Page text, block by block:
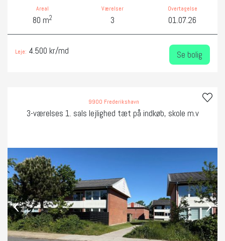
Areal
80 m2
Værelser
3
Overtagelse
01.07.26
Leje: 4.500 kr/md Se bolig
9900 Frederikshavn
3-værelses 1. sals lejlighed tæt på indkøb, skole m.v
‹ ›